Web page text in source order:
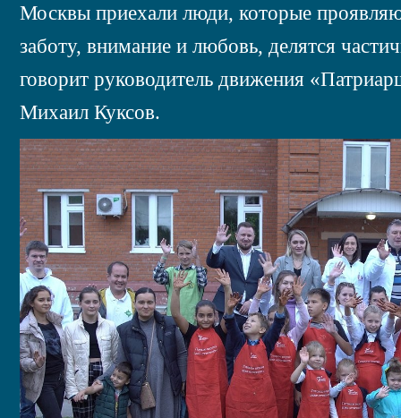
Москвы приехали люди, которые
заботу, внимание и любовь, делятся
говорит руководитель движения
Михаил Куксов.